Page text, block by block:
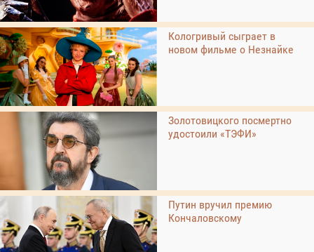
Кологривый сыграет в
новом фильме о Незнайке
Золотовицкого посмертно
удостоили «ТЭФИ»
Путин вручил премию
Кончаловскому